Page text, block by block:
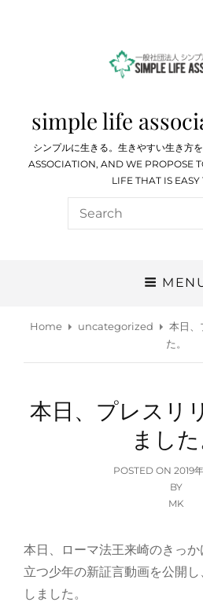
simple life
シンプルに生きる。生きやすい生き方
ASSOCIATION, AND WE PROPOSE
LIFE THAT IS EASY
Search
for:
Home uncategorized
本日、
た。
本日、プレスリ
ました
POSTED ON
ON
2019
BY
MK
本日、ローマ法王来崎のきっ
立つ少年の新証言動画を公開
しました。